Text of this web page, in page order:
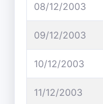
08/12/2003
09/12/2003
10/12/2003
11/12/2003